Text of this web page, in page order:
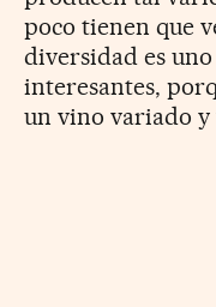
poco tienen que
diversidad es uno
interesantes,
un vino variado y